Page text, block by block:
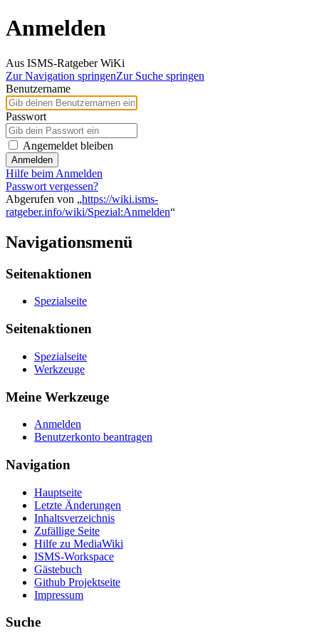
Anmelden
Aus ISMS-Ratgeber WiKi
Zur Navigation springenZur Suche springen
Benutzername
Passwort
Angemeldet bleiben
Anmelden
Hilfe beim Anmelden
Passwort vergessen?
Abgerufen von „https://wiki.isms-
ratgeber.info/wiki/Spezial:Anmelden“
Navigationsmenü
Seitenaktionen
Spezialseite
Seitenaktionen
Spezialseite
Werkzeuge
Meine Werkzeuge
Anmelden
Benutzerkonto beantragen
Navigation
Hauptseite
Letzte Änderungen
Inhaltsverzeichnis
Zufällige Seite
Hilfe zu MediaWiki
ISMS-Workspace
Gästebuch
Github Projektseite
Impressum
Suche